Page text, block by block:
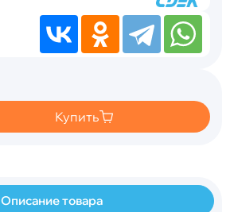
Купить
Описание товара